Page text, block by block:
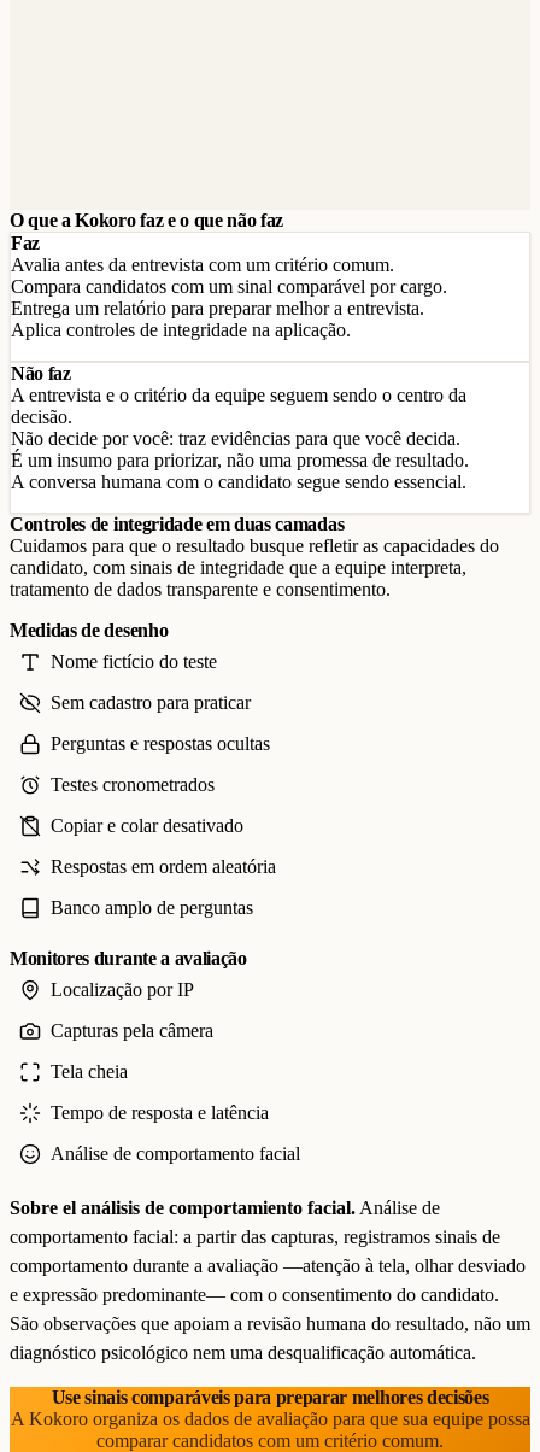
O que a Kokoro faz e o que não faz
Faz
Avalia antes da entrevista com um critério comum.
Compara candidatos com um sinal comparável por cargo.
Entrega um relatório para preparar melhor a entrevista.
Aplica controles de integridade na aplicação.
Não faz
A entrevista e o critério da equipe seguem sendo o centro da
decisão.
Não decide por você: traz evidências para que você decida.
É um insumo para priorizar, não uma promessa de resultado.
A conversa humana com o candidato segue sendo essencial.
Controles de integridade em duas camadas
Cuidamos para que o resultado busque refletir as capacidades do
candidato, com sinais de integridade que a equipe interpreta,
tratamento de dados transparente e consentimento.
Medidas de desenho
Nome fictício do teste
Sem cadastro para praticar
Perguntas e respostas ocultas
Testes cronometrados
Copiar e colar desativado
Respostas em ordem aleatória
Banco amplo de perguntas
Monitores durante a avaliação
Localização por IP
Capturas pela câmera
Tela cheia
Tempo de resposta e latência
Análise de comportamento facial
Sobre el análisis de comportamiento facial. Análise de
comportamento facial: a partir das capturas, registramos sinais de
comportamento durante a avaliação —atenção à tela, olhar desviado
e expressão predominante— com o consentimento do candidato.
São observações que apoiam a revisão humana do resultado, não um
diagnóstico psicológico nem uma desqualificação automática.
Use sinais comparáveis para preparar melhores decisões
A Kokoro organiza os dados de avaliação para que sua equipe possa
comparar candidatos com um critério comum.